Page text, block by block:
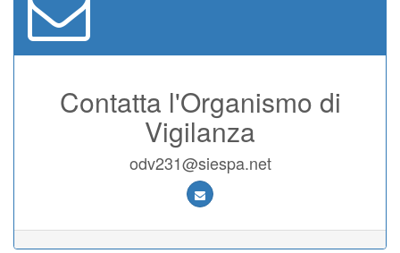
Contatta l'Organismo di
Vigilanza
odv231@siespa.net